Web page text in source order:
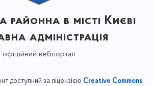
районна в місті Києві
адміністрація
офіційний вебпортал
доступний за ліцензією Creative Commons